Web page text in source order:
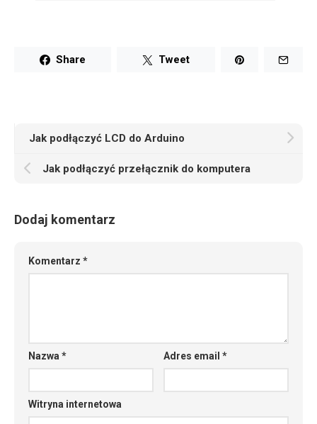
Share Tweet
Jak podłączyć LCD do Arduino
Jak podłączyć przełącznik do komputera
Dodaj komentarz
Komentarz *
Nazwa * Adres email*
Witryna internetowa